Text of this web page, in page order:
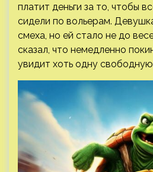
платит деньги за то, чтобы
сидели по вольерам.
смеха, но ей стало не до
сказал, что немедленно
увидит хоть одну свободную